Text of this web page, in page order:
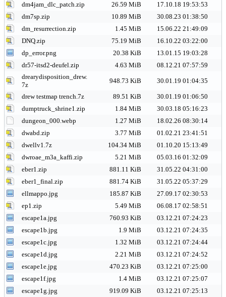
dm4jam_dlc_patch.zip
26.59 MiB
17.10.18 19:53:53
dm7sp.zip
10.89 MiB
30.08.23 01:38:50
dm_resurrection.zip
1.45 MiB
15.06.22 21:49:09
DNQ.zip
75.19 MiB
16.10.22 03:22:00
dp_error.png
20.38 KiB
13.01.15 19:03:28
dr57-itsd2-deufel.zip
4.63 MiB
08.12.21 07:57:59
drearydisposition_drew.
7z
948.73 KiB 30.01.19 01:04:35
drew testmap trench.7z 89.51 KiB
30.01.19 01:06:50
dumptruck_shrine1.zip
1.84 MiB
30.03.18 05:16:23
dungeon_000.webp
1.27 MiB
18.02.26 08:30:14
dwabd.zip
3.77 MiB
01.02.21 23:41:51
dwellv1.7z
104.34 MiB
01.10.20 15:13:49
dwroae_m3a_kaffi.zip
5.21 MiB
05.03.16 01:32:09
eber1.zip
881.11 KiB
31.05.22 04:31:00
eber1_final.zip
881.74 KiB
31.05.22 05:37:29
ellmappo.jpg
185.87 KiB
27.09.17 02:30:53
ep1.zip
5.49 MiB
06.08.17 02:58:51
escape1a.jpg
760.93 KiB
03.12.21 07:24:23
escape1b.jpg
1.9 MiB
03.12.21 07:24:35
escape1c.jpg
1.32 MiB
03.12.21 07:24:44
escape1d.jpg
2.21 MiB
03.12.21 07:24:52
escape1e.jpg
470.23 KiB
03.12.21 07:25:00
escape1f.jpg
1.4 MiB
03.12.21 07:25:07
escape1g.jpg
919.09 KiB
03.12.21 07:25:13